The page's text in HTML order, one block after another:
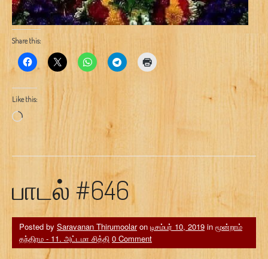
Share this:
Like this:
Loading…
பாடல் #646
Posted by Saravanan Thirumoolaron டிசம்பர் 10, 2019 in மூன்றாம்
தந்திரம - 11. அட்டமா சித்தி 0 Comment